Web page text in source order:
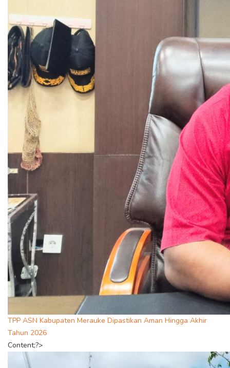
TPP ASN Kabupaten Merauke Dipastikan Aman Hingga Akhir
Tahun 2026
Content;?>